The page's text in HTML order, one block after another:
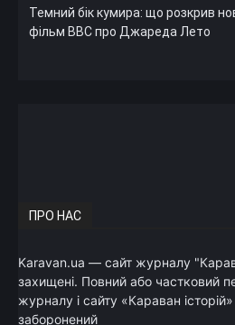
Темний бік кумира: що розкрив
фільм ВВС про Джареда Лето
ПРО НАС
Karavan.ua — сайт журналу
захищені. Повний або частковий
журналу і сайту «Караван
заборонений